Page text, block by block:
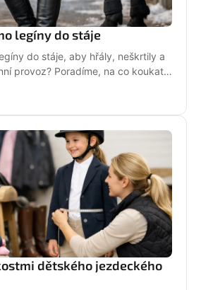
legíny do stáje
do stáje, aby hřály, neškrtily a
provoz? Poradíme, na co koukat
dětského jezdeckého